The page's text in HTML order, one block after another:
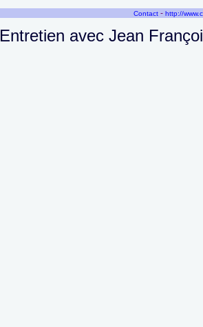
Contact - http://
Entretien avec Jean